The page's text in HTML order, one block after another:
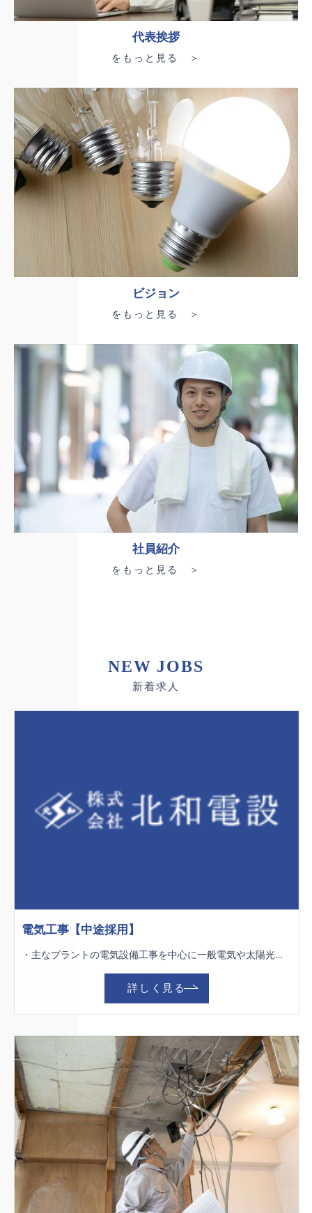
代表挨拶
をもっと見る ＞
ビジョン
をもっと見る ＞
社員紹介
をもっと見る ＞
新着求人
NEW JOBS
電気工事【中途採用】
・主なプラントの電気設備工事を中心に一般電気や太陽光発電の工事も行ないます。 １人ではなくチームで行う仕事なのでにぎやかでアットホームな職場です！ 女性や若手の社員も活躍中の職場です。 立ち仕事がメインなので身体を動かすことが好きな方にはピッタリのお仕事です！
詳しく見る